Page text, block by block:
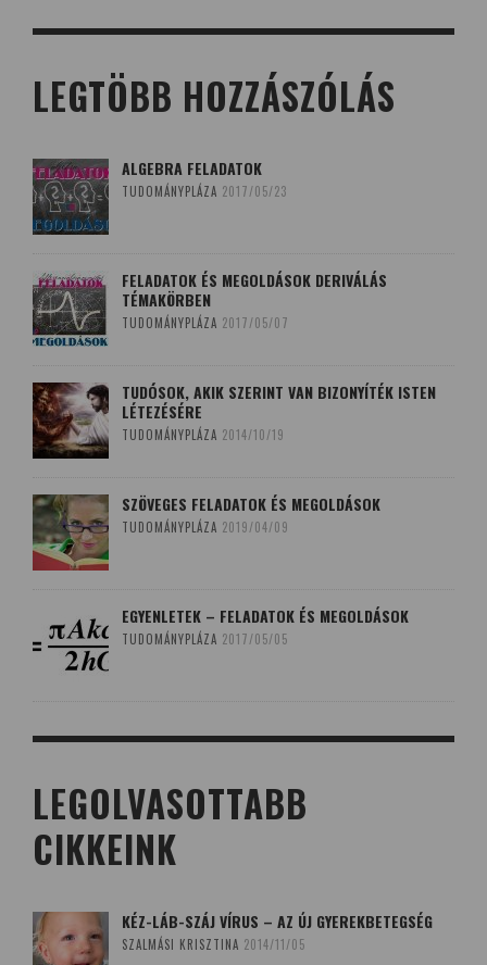
LEGTÖBB HOZZÁSZÓLÁS
ALGEBRA FELADATOK
TUDOMÁNYPLÁZA 2017/05/23
FELADATOK ÉS MEGOLDÁSOK DERIVÁLÁS
TÉMAKÖRBEN
TUDOMÁNYPLÁZA 2017/05/07
TUDÓSOK, AKIK SZERINT VAN BIZONYÍTÉK ISTEN
LÉTEZÉSÉRE
TUDOMÁNYPLÁZA 2014/10/19
SZÖVEGES FELADATOK ÉS MEGOLDÁSOK
TUDOMÁNYPLÁZA 2019/04/09
EGYENLETEK – FELADATOK ÉS MEGOLDÁSOK
TUDOMÁNYPLÁZA 2017/05/05
LEGOLVASOTTABB
CIKKEINK
KÉZ-LÁB-SZÁJ VÍRUS – AZ ÚJ GYEREKBETEGSÉG
SZALMÁSI KRISZTINA 2014/11/05